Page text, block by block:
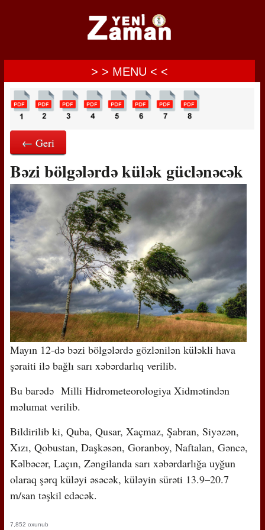
> > MENU < <
← Geri
Bəzi bölgələrdə külək güclənəcək
Mayın 12-də bəzi bölgələrdə gözlənilən küləkli hava
şəraiti ilə bağlı sarı xəbərdarlıq verilib.
Bu barədə Milli Hidrometeorologiya Xidmətindən
məlumat verilib.
Bildirilib ki, Quba, Qusar, Xaçmaz, Şabran, Siyəzən,
Xızı, Qobustan, Daşkəsən, Goranboy, Naftalan, Gəncə,
Kəlbəcər, Laçın, Zəngilanda sarı xəbərdarlığa uyğun
olaraq şərq küləyi əsəcək, küləyin sürəti 13.9–20.7
m/san təşkil edəcək.
7,852 oxunub